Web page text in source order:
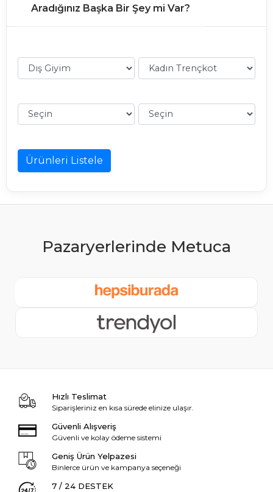
Aradığınız Başka Bir Şey mi Var?
Ürünleri Listele
Hızlı Teslimat
Siparişleriniz en kısa sürede elinize ulaşır.
Güvenli Alışveriş
Güvenli ve kolay ödeme sistemi
Geniş Ürün Yelpazesi
Binlerce ürün ve kampanya seçeneği
7 / 24 DESTEK